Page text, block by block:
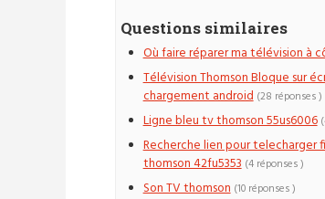
Questions similaires
Où faire réparer ma télévision à
Télévision Thomson Bloque sur
chargement android (28 réponses )
Ligne bleu tv thomson 55us6006
Recherche lien pour telecharger
thomson 42fu5353 (4 réponses )
Son TV thomson (10 réponses )